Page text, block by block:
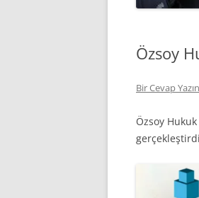
Özsoy
Bir Cevap Yazın
Özsoy